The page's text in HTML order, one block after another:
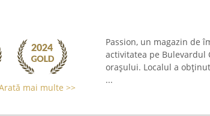
mai multe >>
Passion, un magazin de
activitatea pe Bulevardul
orașului. Localul a
...